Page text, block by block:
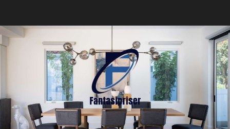
content